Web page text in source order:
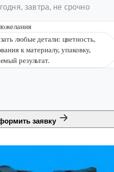
любые детали: цветность,
к материалу, упаковку,
результат.
заявку